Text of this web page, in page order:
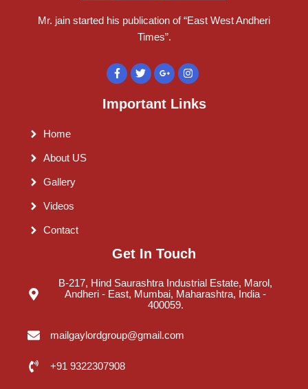
Mr. jain started his publication of “East West Andheri
Times”.
Important Links
Home
About US
Gallery
Videos
Contact
Get In Touch
B-217, Hind Saurashtra Industrial Estate, Marol,
Andheri - East, Mumbai, Maharashtra, India -
400059.
mailgaylordgroup@gmail.com
+91 9322307908